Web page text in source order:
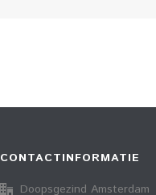
CONTACTINFORMATIE
Doopsgezind Amsterdam